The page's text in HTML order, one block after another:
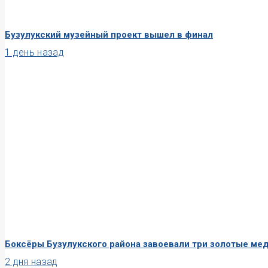
Бузулукский музейный проект вышел в финал
1 день назад
Боксёры Бузулукского района завоевали три золотые
2 дня назад